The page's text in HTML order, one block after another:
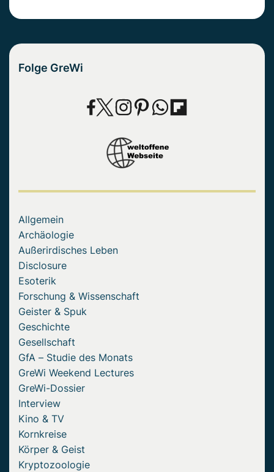
Folge GreWi
Allgemein
Archäologie
Außerirdisches Leben
Disclosure
Esoterik
Forschung & Wissenschaft
Geister & Spuk
Geschichte
Gesellschaft
GfA – Studie des Monats
GreWi Weekend Lectures
GreWi-Dossier
Interview
Kino & TV
Kornkreise
Körper & Geist
Kryptozoologie